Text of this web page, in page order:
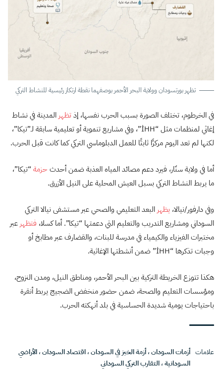
تظهر بورتسودان وولاية البحر الأحمر بوصفهما نقطة ارتكاز رئيسية للنشاط التركي
في الخرطوم، تختلف الصورة بسبب الحرب نفسها، إذتظهر المدينة في نشاط
إغاثي لمنظمات مثل “İHH”، وفي مشاريع تنموية أو تعليمية سابقة لـ”تيكا”،
لكنها لم تعد اليوم مركزًا ثابتًا للعمل الدبلوماسي التركي كما كانت قبل الحرب.
أما في ولاية سنّار، فيرد دعم مصائد المياه العذبة ضمن أحدثحزمة“تيكا”،
ما يربط النشاط التركي بسبل العيش المحلية على النيل الأزرق.
وفي دارفور/نيالا، يظهر البعد التعليمي والصحي عبر مستشفى نيالا التركي
السوداني ومشاريع التدريب والتعليم التي دعمتها “تيكا”. أما كسلا، فتظهر عبر
مختبرات الفيزياء والكيمياء في مدرسة للبنات، والقضارف عبر مطابخ أو
وجبات تذكرها “İHH” ضمن أنشطتها الإغاثية.
هكذا تتوزع الخريطة التركية بين البحر الأحمر، ومناطق النيل، ومدن النزوح،
ومؤسسات التعليم والصحة، ضمن حضور منخفض الضجيج يربط أنقرة
باحتياجات يومية شديدة الحساسية في بلد أنهكته الحرب.
علامات أزمات السودان،أزمة الخبز في السودان،اقتصاد السودان،الأراضي
السودانية،التقارب التركي السوداني